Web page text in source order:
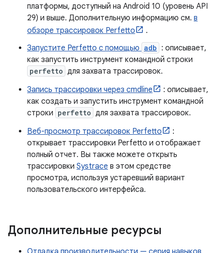
платформы, доступный на Android 10 (уровень API
29) и выше. Дополнительную информацию см. в
обзоре трассировок Perfetto
.
Запустите Perfetto с помощью adb : описывает,
как запустить инструмент командной строки
perfetto для захвата трассировок.
Запись трассировки через cmdline
: описывает,
как создать и запустить инструмент командной
строки perfetto для захвата трассировок.
Веб-просмотр трассировок Perfetto
:
открывает трассировки Perfetto и отображает
полный отчет. Вы также можете открыть
трассировки Systrace в этом средстве
просмотра, используя устаревший вариант
пользовательского интерфейса.
Дополнительные ресурсы